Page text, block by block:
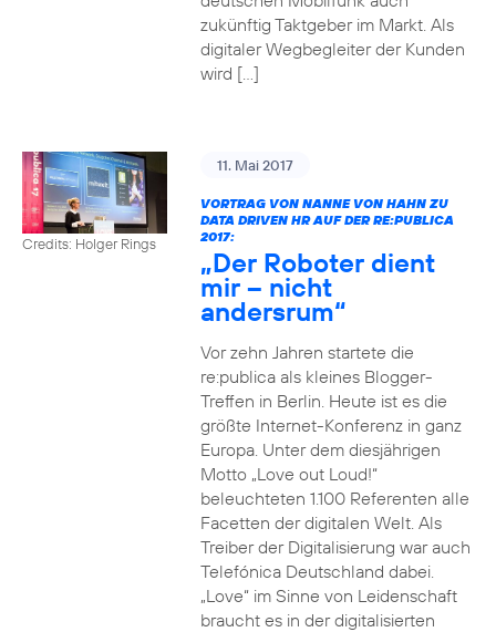
zukünftig Taktgeber im Markt. Als
digitaler Wegbegleiter der Kunden
wird […]
Credits: Holger Rings
11. Mai 2017
VORTRAG VON NANNE VON HAHN ZU
DATA DRIVEN HR AUF DER RE:PUBLICA
2017:
„Der Roboter dient
mir – nicht
andersrum“
Vor zehn Jahren startete die
re:publica als kleines Blogger-
Treffen in Berlin. Heute ist es die
größte Internet-Konferenz in ganz
Europa. Unter dem diesjährigen
Motto „Love out Loud!“
beleuchteten 1.100 Referenten alle
Facetten der digitalen Welt. Als
Treiber der Digitalisierung war auch
Telefónica Deutschland dabei.
„Love“ im Sinne von Leidenschaft
braucht es in der digitalisierten